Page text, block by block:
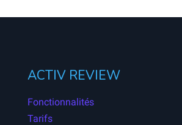
ACTIV REVIEW
Fonctionnalités
Tarifs